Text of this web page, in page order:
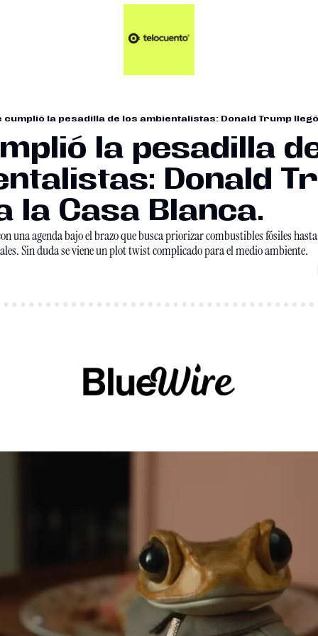
Artículos 📑
Plus 💎
Entretenimiento🥤
cumplió la pesadilla de los ambientalistas: Donald Trump
la pesadilla
Donald
la Casa Blanca.
una agenda bajo el brazo que busca priorizar combustibles fósiles
Sin duda se viene un plot twist complicado para el medio ambiente.